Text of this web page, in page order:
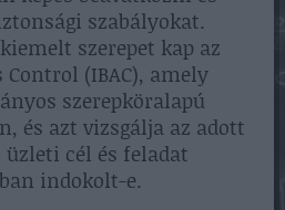
szabályokat.
szerepet kap az
Control (IBAC), amely
szerepköralapú
és azt vizsgálja az adott
cél és feladat
indokolt-e.